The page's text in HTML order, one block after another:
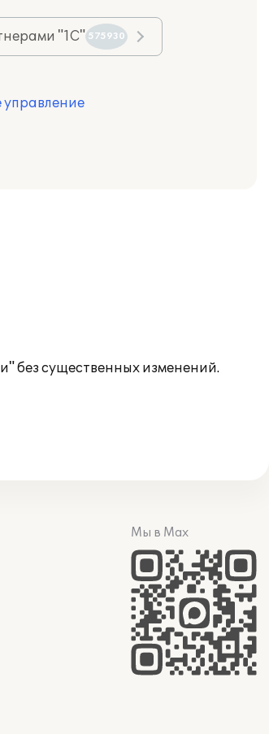
"1С" 575930
управление
без существенных изменений.
Мы в Max